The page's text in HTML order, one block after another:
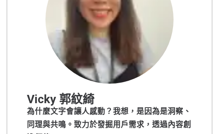
Vicky 郭紋綺
為什麼文字會讓人感動？我想，是因為是洞察、
同理與共鳴。致力於發掘用戶需求，透過內容創